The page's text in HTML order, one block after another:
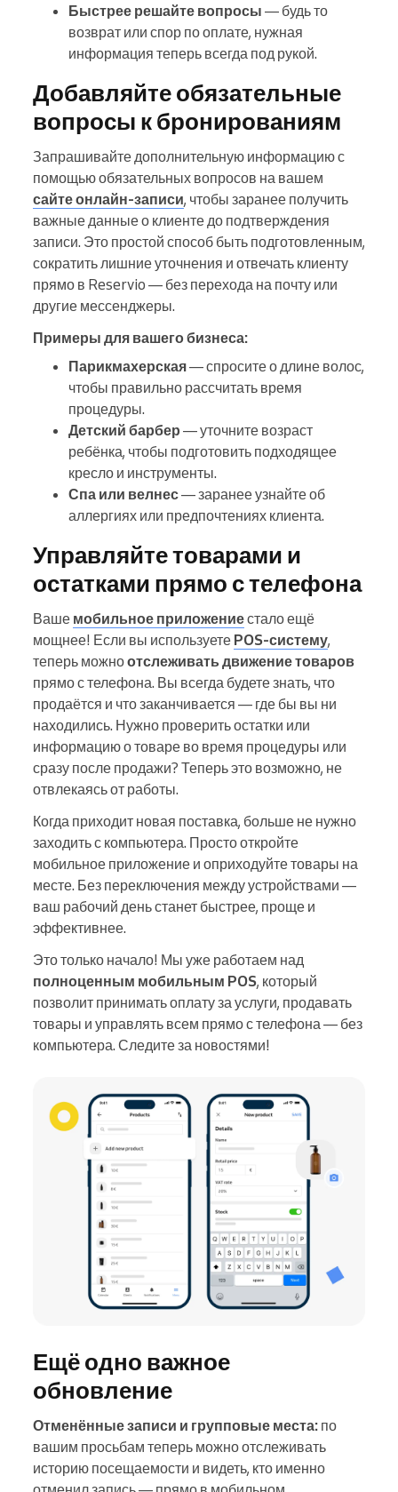
Быстрее решайте вопросы — будь то
возврат или спор по оплате, нужная
информация теперь всегда под рукой.
Добавляйте обязательные
вопросы к бронированиям
Запрашивайте дополнительную информацию с
помощью обязательных вопросов на вашем
сайте онлайн-записи, чтобы заранее получить
важные данные о клиенте до подтверждения
записи. Это простой способ быть подготовленным,
сократить лишние уточнения и отвечать клиенту
прямо в Reservio — без перехода на почту или
другие мессенджеры.
Примеры для вашего бизнеса:
Парикмахерская— спросите о длине волос,
чтобы правильно рассчитать время
процедуры.
Детский барбер — уточните возраст
ребёнка, чтобы подготовить подходящее
кресло и инструменты.
Спа или велнес— заранее узнайте об
аллергиях или предпочтениях клиента.
Управляйте товарами и
остатками прямо с телефона
Ваше мобильное приложениестало ещё
мощнее! Если вы используете POS-систему,
теперь можноотслеживать движение товаров
прямо с телефона. Вы всегда будете знать, что
продаётся и что заканчивается — где бы вы ни
находились. Нужно проверить остатки или
информацию о товаре во время процедуры или
сразу после продажи? Теперь это возможно, не
отвлекаясь от работы.
Когда приходит новая поставка, больше не нужно
заходить с компьютера. Просто откройте
мобильное приложение и оприходуйте товары на
месте. Без переключения между устройствами —
ваш рабочий день станет быстрее, проще и
эффективнее.
Это только начало! Мы уже работаем над
полноценным мобильным POS, который
позволит принимать оплату за услуги, продавать
товары и управлять всем прямо с телефона — без
компьютера. Следите за новостями!
Ещё одно важное
обновление
Отменённые записи и групповые места: по
вашим просьбам теперь можно отслеживать
историю посещаемости и видеть, кто именно